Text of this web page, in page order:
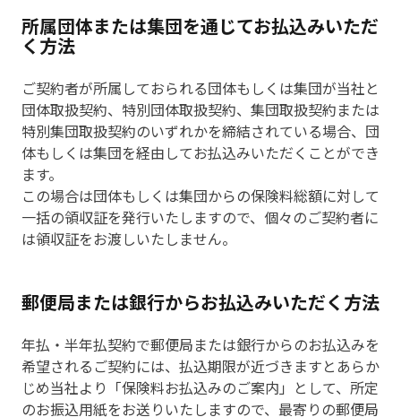
所属団体または集団を通じてお払込みいただ
く方法
ご契約者が所属しておられる団体もしくは集団が当社と
団体取扱契約、特別団体取扱契約、集団取扱契約または
特別集団取扱契約のいずれかを締結されている場合、団
体もしくは集団を経由してお払込みいただくことができ
ます。
この場合は団体もしくは集団からの保険料総額に対して
一括の領収証を発行いたしますので、個々のご契約者に
は領収証をお渡しいたしません。
郵便局または銀行からお払込みいただく方法
年払・半年払契約で郵便局または銀行からのお払込みを
希望されるご契約には、払込期限が近づきますとあらか
じめ当社より「保険料お払込みのご案内」として、所定
のお振込用紙をお送りいたしますので、最寄りの郵便局